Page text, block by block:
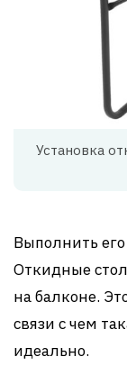
Установка
Выполнить
Откидные
на балконе.
связи с чем
идеально.